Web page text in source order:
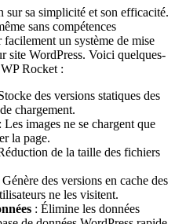
sur sa simplicité et son efficacité.
sans compétences
un système de mise
site WordPress. Voici quelques-
Rocket :
des versions statiques des
chargement.
: Les images ne se chargent que
la page.
de la taille des fichiers
Génère des versions en cache des
ne les visitent.
: Élimine les données